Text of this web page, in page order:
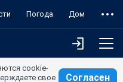
Погода Дом
cookie-
свое
Согласен